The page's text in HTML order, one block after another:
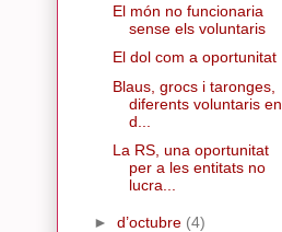
El món no funcionaria
sense els voluntaris
El dol com a oportunitat
Blaus, grocs i taronges,
diferents voluntaris en
d...
La RS, una oportunitat
per a les entitats no
lucra...
► d’octubre (4)